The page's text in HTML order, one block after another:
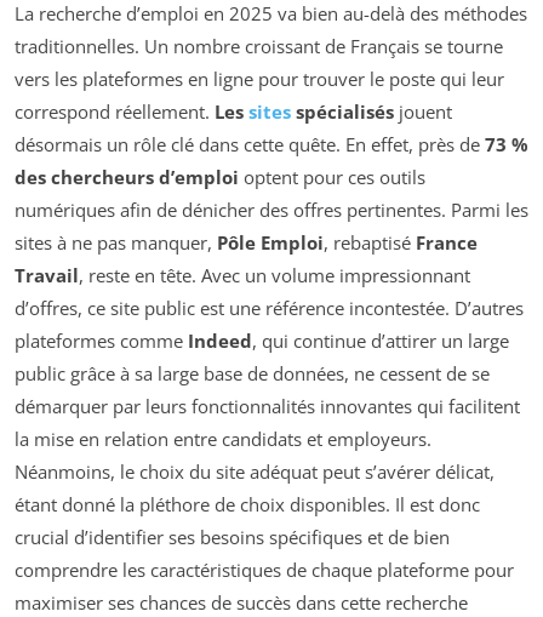
La recherche d’emploi en 2025 va bien au-delà des méthodes
traditionnelles. Un nombre croissant de Français se tourne
vers les plateformes en ligne pour trouver le poste qui leur
correspond réellement. Les sites spécialisés jouent
désormais un rôle clé dans cette quête. En effet, près de 73 %
des chercheurs d’emploi optent pour ces outils
numériques afin de dénicher des offres pertinentes. Parmi les
sites à ne pas manquer, Pôle Emploi, rebaptisé France
Travail, reste en tête. Avec un volume impressionnant
d’offres, ce site public est une référence incontestée. D’autres
plateformes comme Indeed, qui continue d’attirer un large
public grâce à sa large base de données, ne cessent de se
démarquer par leurs fonctionnalités innovantes qui facilitent
la mise en relation entre candidats et employeurs.
Néanmoins, le choix du site adéquat peut s’avérer délicat,
étant donné la pléthore de choix disponibles. Il est donc
crucial d’identifier ses besoins spécifiques et de bien
comprendre les caractéristiques de chaque plateforme pour
maximiser ses chances de succès dans cette recherche